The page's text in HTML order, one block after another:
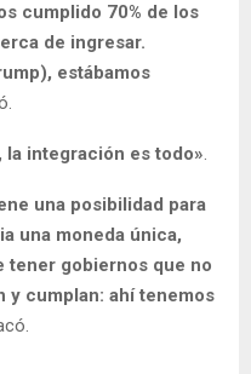
cumplido 70% de los
de ingresar.
estábamos
la integración es todo».
una posibilidad para
una moneda única,
tener gobiernos que no
y cumplan: ahí tenemos